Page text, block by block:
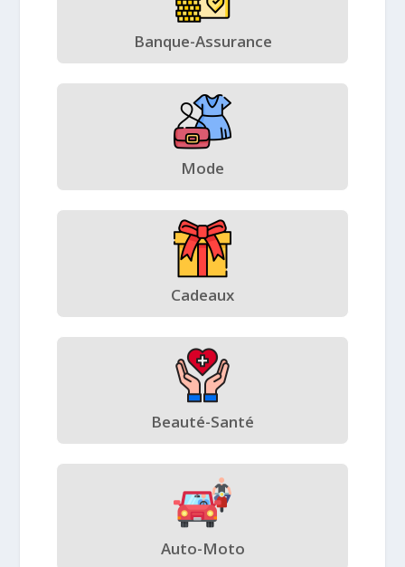
Banque-Assurance
Mode
Cadeaux
Beauté-Santé
Auto-Moto